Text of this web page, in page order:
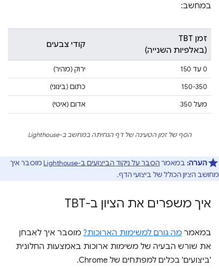
במחשב:
זמן TBT
(באלפיות השנייה)
קודי צבעים
0 עד 150
ירוק (מהיר)
150-350
כתום (בינוני)
מעל 350
אדום (איטי)
הסף של זמן הטעינה של דף הנחיתה במחשב ב-Lighthouse
הערה: במאמר הסבר על ניקוד הביצועים ב-Lighthouse
מוסבר איך
מחושב הציון הכולל של ביצועי הדף.
איך משפרים את הציון ב-TBT
במאמר מה גורם למשימות הארוכות? מוסבר איך לאבחן
את שורש הבעיה של משימות ארוכות באמצעות החלונית
'ביצועים' בכלים למפתחים של Chrome.